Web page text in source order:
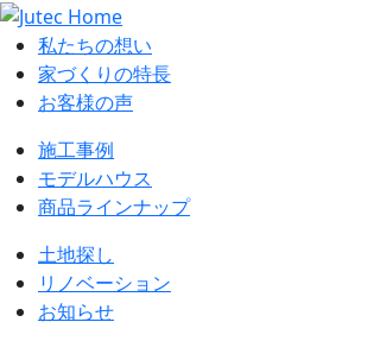
私たちの想い
家づくりの特長
お客様の声
施工事例
モデルハウス
商品ラインナップ
土地探し
リノベーション
お知らせ